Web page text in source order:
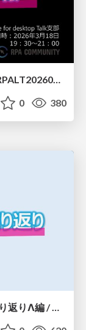
【Λ（らむだ）】最近のアプデ情報 / RPALT20260318
0 380
【Λ（らむだ）】アップデート機能振り返りΛ編 / PADjp20250924